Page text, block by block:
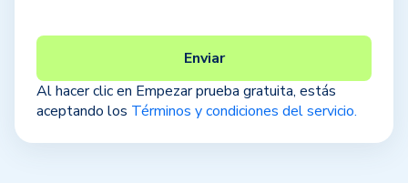
Al hacer clic en Empezar prueba gratuita, estás
aceptando los Términos y condiciones del servicio.